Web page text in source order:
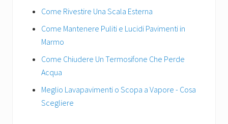
ok
t
vi
di
Come Rivestire Una Scala Esterna
Come Mantenere Puliti e Lucidi Pavimenti in
Marmo
Come Chiudere Un Termosifone Che Perde
Acqua
Meglio Lavapavimenti o Scopa a Vapore - Cosa
Scegliere